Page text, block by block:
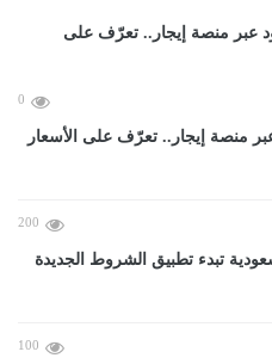
0
منصة إيجار.. تعرّف على الأسعار
200
تبدء تطبيق الشروط الجديدة
100